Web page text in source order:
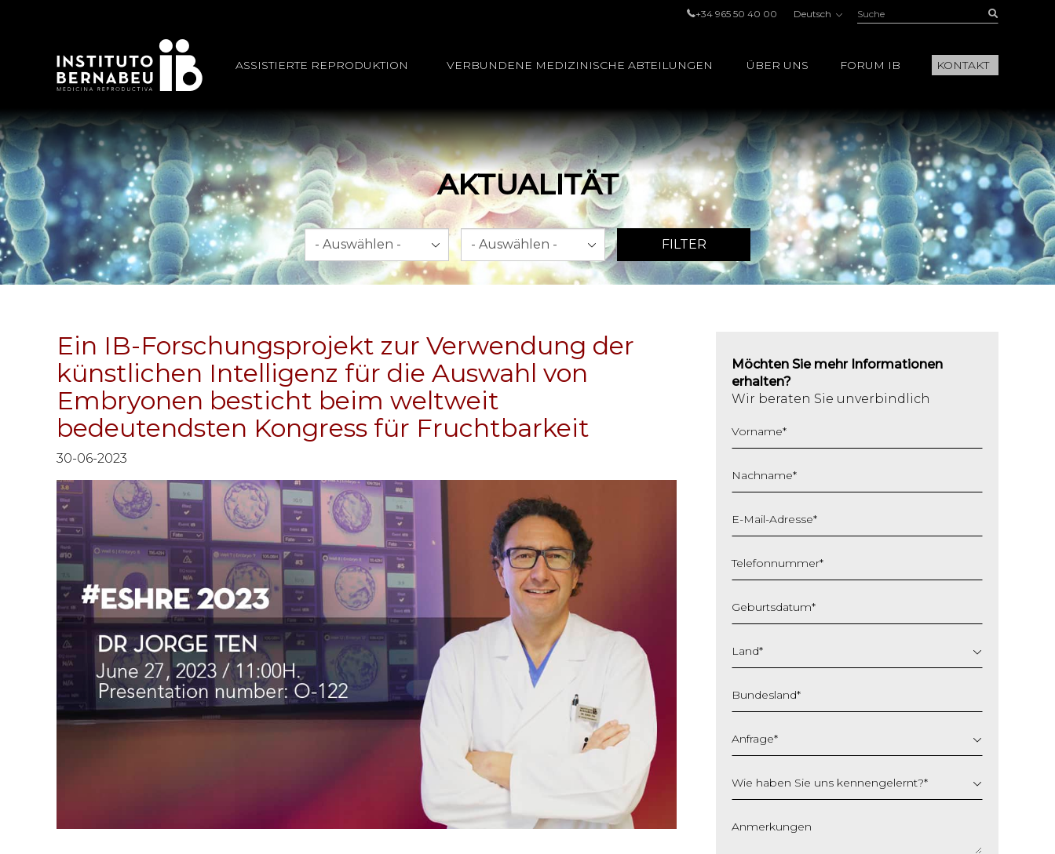
+34 965 50 40 00 Deutsch Suche:
ASSISTIERTE REPRODUKTION VERBUNDENE MEDIZINISCHE ABTEILUNGEN ÜBER UNS FORUM IB KONTAKT
AKTUALITÄT
Monat Jahr
FILTER
Ein IB-Forschungsprojekt zur Verwendung der
künstlichen Intelligenz für die Auswahl von
Embryonen besticht beim weltweit
bedeutendsten Kongress für Fruchtbarkeit
30-06-2023
Möchten Sie mehr Informationen
erhalten?
Wir beraten Sie unverbindlich
Vorname*
Nachname*
E-Mail-Adresse*
Telefonnummer*
Geburtsdatum*
Schrägstrich
MM
JJJJ
Land*
Bundesland*
Anfrage*
Wie haben Sie uns kennengelernt?*
Anmerkungen